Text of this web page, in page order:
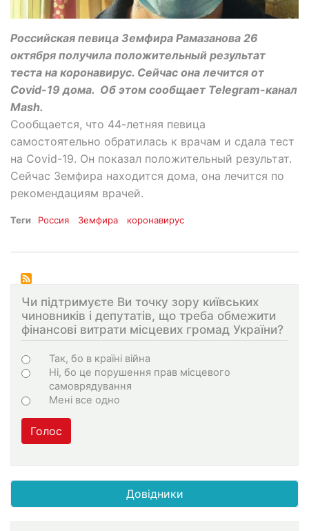
Российская певица Земфира Рамазанова 26
октября получила положительный результат
теста на коронавирус. Сейчас она лечится от
Covid-19 дома. Об этом сообщает Telegram-канал
Mash.
Сообщается, что 44-летняя певица
самостоятельно обратилась к врачам и сдала тест
на Covid-19. Он показал положительный результат.
Сейчас Земфира находится дома, она лечится по
рекомендациям врачей.
Теги Россия Земфира коронавирус
Чи підтримуєте Ви точку зору київських
чиновників і депутатів, що треба обмежити
фінансові витрати місцевих громад України?
Choices
Так, бо в країні війна
Ні, бо це порушення прав місцевого
самоврядування
Мені все одно
Голос
Довідники